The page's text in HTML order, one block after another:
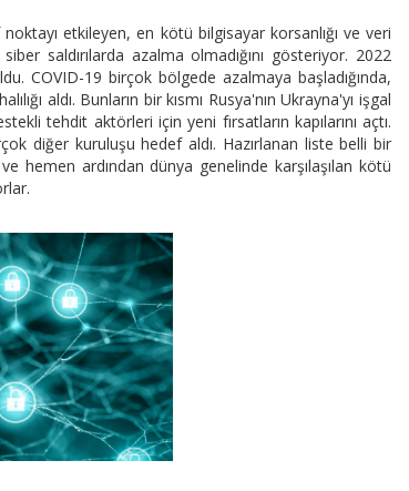
etkileyen, en kötü bilgisayar korsanlığı ve veri
saldırılarda azalma olmadığını gösteriyor. 2022
COVID-19 birçok bölgede azalmaya başladığında,
aldı. Bunların bir kısmı Rusya'nın Ukrayna'yı işgal
tehdit aktörleri için yeni fırsatların kapılarını açtı.
diğer kuruluşu hedef aldı. Hazırlanan liste belli bir
hemen ardından dünya genelinde karşılaşılan kötü